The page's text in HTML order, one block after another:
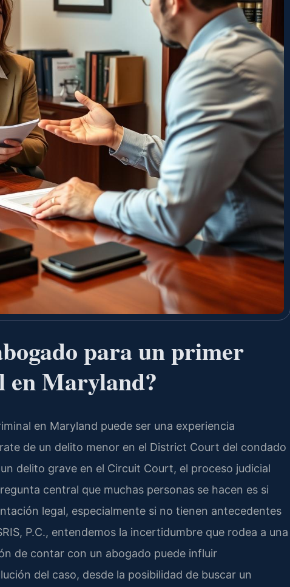
para un primer
en Maryland?
en Maryland puede ser una experiencia
de un delito menor en el District Court del condado
delito grave en el Circuit Court, el proceso judicial
central que muchas personas se hacen es si
legal, especialmente si no tienen antecedentes
P.C., entendemos la incertidumbre que rodea a una
de contar con un abogado puede influir
del caso, desde la posibilidad de buscar un